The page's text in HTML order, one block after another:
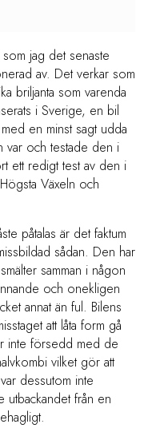
jag det senaste
av. Det verkar som
briljanta som varenda
i Sverige, en bil
en minst sagt udda
var och testade den i
ett redigt test av den i
Växeln och
påtalas är det faktum
sådan. Den har
samman i någon
och onekligen
annat än ful. Bilens
att låta form gå
inte försedd med de
vilket gör att
dessutom inte
utbackandet från en